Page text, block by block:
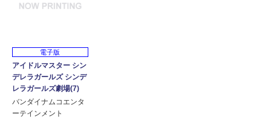
電子版
アイドルマスター シン
デレラガールズ シンデ
レラガールズ劇場(7)
バンダイナムコエンタ
ーテインメント